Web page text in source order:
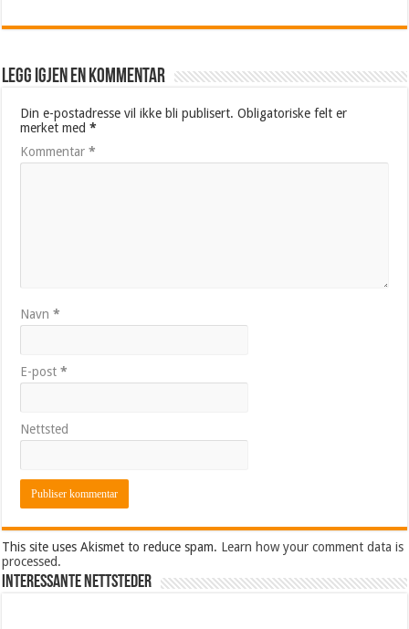
Legg igjen en kommentar
Din e-postadresse vil ikke bli publisert. Obligatoriske felt er
merket med*
Kommentar*
Navn*
E-post*
Nettsted
This site uses Akismet to reduce spam. Learn how your comment data is
processed.
Interessante nettsteder